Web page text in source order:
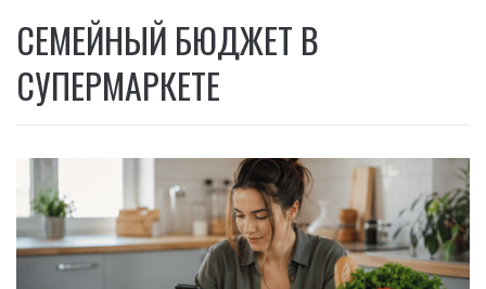
СЕМЕЙНЫЙ БЮДЖЕТ В
СУПЕРМАРКЕТЕ